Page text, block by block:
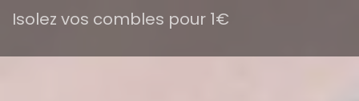
Isolez vos combles pour 1€